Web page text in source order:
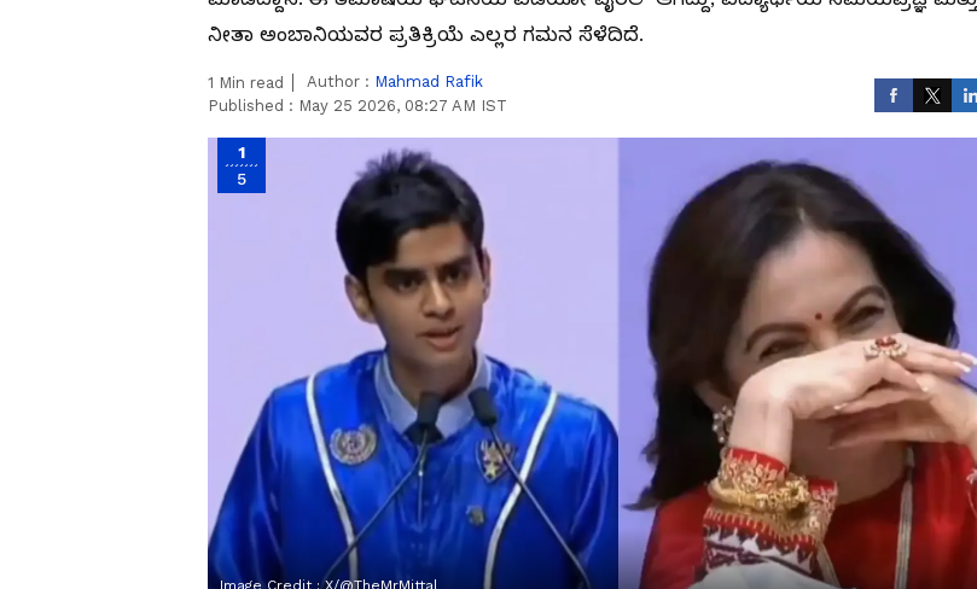
ನೀತಾ ಅಂಬಾನಿಯವರ ಪ್ರತಿಕ್ರಿಯೆ ಎಲ್ಲರ ಗಮನ ಸೆಳೆದಿದೆ.
1 Min read Author : Mahmad Rafik
Published : May 25 2026, 08:27 AM IST
1
5
Image Credit :X/@TheMrMittal